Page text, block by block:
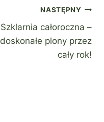
NASTĘPNY
Szklarnia całoroczna –
doskonałe plony przez
cały rok!